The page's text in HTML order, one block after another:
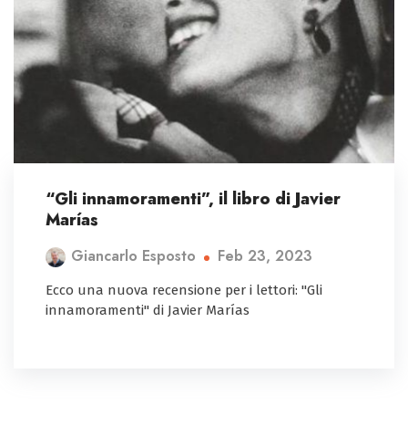
“Gli innamoramenti”, il libro di Javier
Marías
Giancarlo Esposto Feb 23, 2023
Ecco una nuova recensione per i lettori: "Gli
innamoramenti" di Javier Marías